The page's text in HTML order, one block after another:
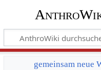
gemeinsam neue